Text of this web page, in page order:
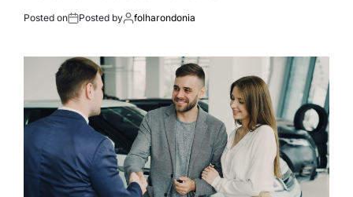
Posted on Posted by folharondonia